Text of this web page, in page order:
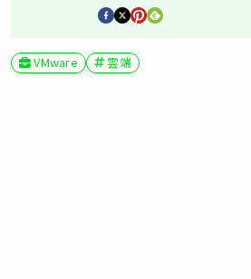
VMware 雲端